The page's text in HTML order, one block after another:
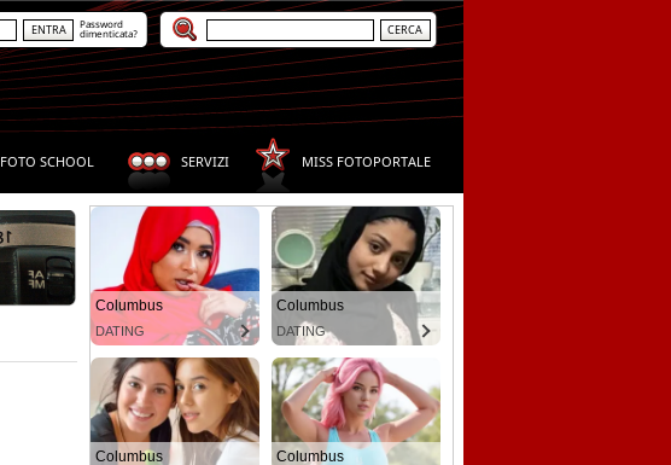
Password
dimenticata?
FOTO SCHOOL SERVIZI MISS FOTOPORTALE